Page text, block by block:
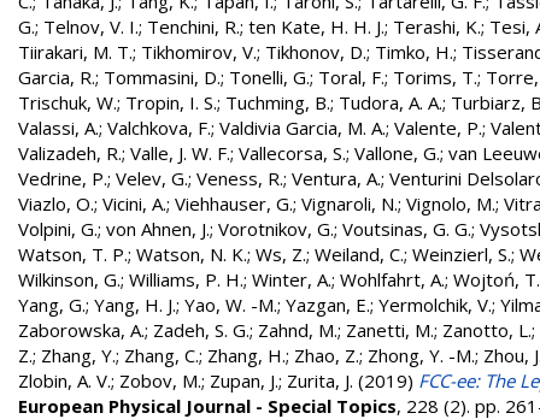
G.; Telnov, V. I.; Tenchini, R.; ten Kate, H. H. J.; Terashi, K.; Tesi,
Tiirakari, M. T.; Tikhomirov, V.; Tikhonov, D.; Timko, H.;
Garcia, R.; Tommasini, D.; Tonelli, G.; Toral, F.; Torims, T.;
Trischuk, W.; Tropin, I. S.; Tuchming, B.; Tudora, A. A.; Turbiarz,
Valassi, A.; Valchkova, F.; Valdivia Garcia, M. A.; Valente, P.;
Valizadeh, R.; Valle, J. W. F.; Vallecorsa, S.; Vallone, G.; van
Vedrine, P.; Velev, G.; Veness, R.; Ventura, A.; Venturini
Viazlo, O.; Vicini, A.; Viehhauser, G.; Vignaroli, N.; Vignolo, M.;
Volpini, G.; von Ahnen, J.; Vorotnikov, G.; Voutsinas, G. G.;
Watson, T. P.; Watson, N. K.; Ws, Z.; Weiland, C.; Weinzierl, S.;
Wilkinson, G.; Williams, P. H.; Winter, A.; Wohlfahrt, A.; Wojtoń, T.
Yang, G.; Yang, H. J.; Yao, W. -M.; Yazgan, E.; Yermolchik, V.;
Zaborowska, A.; Zadeh, S. G.; Zahnd, M.; Zanetti, M.; Zanotto, L.;
Z.; Zhang, Y.; Zhang, C.; Zhang, H.; Zhao, Z.; Zhong, Y. -M.; Zhou,
Zlobin, A. V.; Zobov, M.; Zupan, J.; Zurita, J. (2019) FCC-ee: The
European Physical Journal - Special Topics, 228 (2). pp.